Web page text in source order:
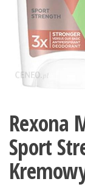
Rexona
Sport